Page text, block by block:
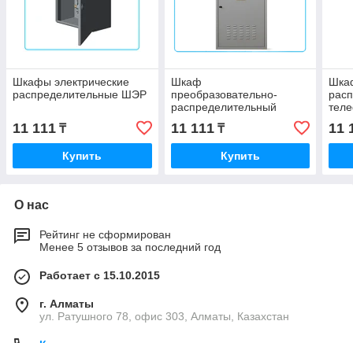
Шкафы электрические
распределительные ШЭР
11 111 ₸
Купить
Шкаф
преобразовательно-
распределительный
универсальный ШПРУ
11 111₸
Купить
11
О нас
Рейтинг не сформирован
Менее 5 отзывов за последний год
Работает с 15.10.2015
г. Алматы
ул. Ратушного 78, офис 303, Алматы, Казахстан